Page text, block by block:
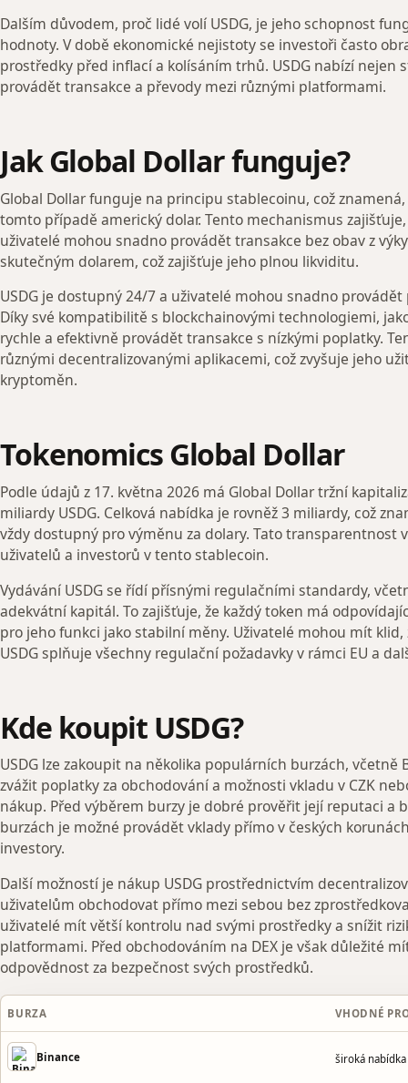
Dalším důvodem, proč lidé volí USDG, je jeho schopnost
hodnoty. V době ekonomické nejistoty se investoři často
prostředky před inflací a kolísáním trhů. USDG nabízí nejen
provádět transakce a převody mezi různými platformami.
Jak Global Dollar funguje?
Global Dollar funguje na principu stablecoinu, což
tomto případě americký dolar. Tento mechanismus
uživatelé mohou snadno provádět transakce bez obav z
skutečným dolarem, což zajišťuje jeho plnou likviditu.
USDG je dostupný 24/7 a uživatelé mohou snadno
Díky své kompatibilitě s blockchainovými technologiemi,
rychle a efektivně provádět transakce s nízkými poplatky.
různými decentralizovanými aplikacemi, což zvyšuje jeho
kryptoměn.
Tokenomics Global Dollar
Podle údajů z 17. května 2026 má Global Dollar tržní
miliardy USDG. Celková nabídka je rovněž 3 miliardy, což
vždy dostupný pro výměnu za dolary. Tato transparentnost
uživatelů a investorů v tento stablecoin.
Vydávání USDG se řídí přísnými regulačními standardy,
adekvátní kapitál. To zajišťuje, že každý token má
pro jeho funkci jako stabilní měny. Uživatelé mohou mít
USDG splňuje všechny regulační požadavky v rámci EU a
Kde koupit USDG?
USDG lze zakoupit na několika populárních burzách, včetně
zvážit poplatky za obchodování a možnosti vkladu v CZK
nákup. Před výběrem burzy je dobré prověřit její reputaci a
burzách je možné provádět vklady přímo v českých
investory.
Další možností je nákup USDG prostřednictvím
uživatelům obchodovat přímo mezi sebou bez
uživatelé mít větší kontrolu nad svými prostředky a snížit
platformami. Před obchodováním na DEX je však důležité
odpovědnost za bezpečnost svých prostředků.
BURZA VHODNÉ
Binance široká